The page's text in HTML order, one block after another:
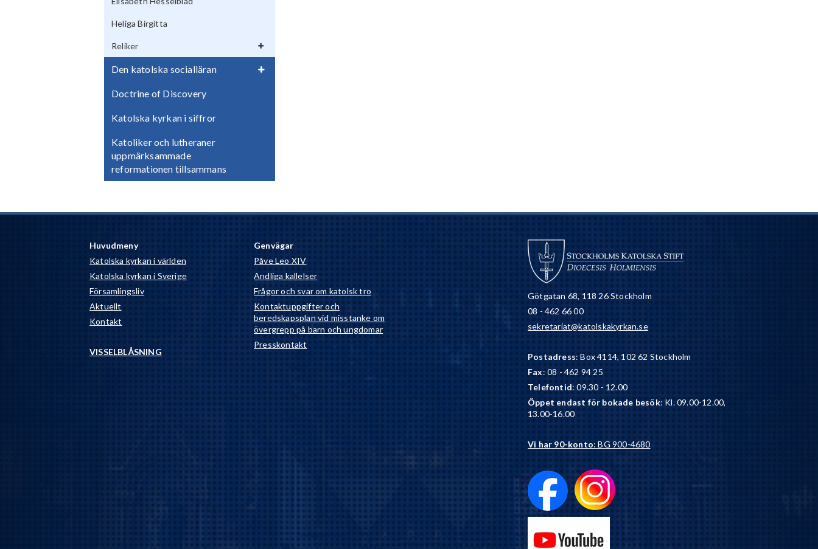
Heliga Birgitta
Reliker
Den katolska socialläran
Doctrine of Discovery
Katolska kyrkan i siffror
Katoliker och lutheraner
uppmärksammade
reformationen tillsammans
Huvudmeny
Katolska kyrkan i världen
Katolska kyrkan i Sverige
Församlingsliv
Aktuellt
Kontakt
VISSELBLÅSNING
Genvägar
Påve Leo XIV
Andliga kallelser
Frågor och svar om katolsk tro
Kontaktuppgifter och
beredskapsplan vid misstanke om
övergrepp på barn och ungdomar
Presskontakt
Götgatan 68, 118 26 Stockholm
08 - 462 66 00
sekretariat@katolskakyrkan.se
Postadress: Box 4114, 102 62 Stockholm
Fax: 08 - 462 94 25
Telefontid: 09.30 - 12.00
Öppet endast för bokade besök: Kl. 09.00-12.00,
13.00-16.00
Vi har 90-konto: BG 900-4680